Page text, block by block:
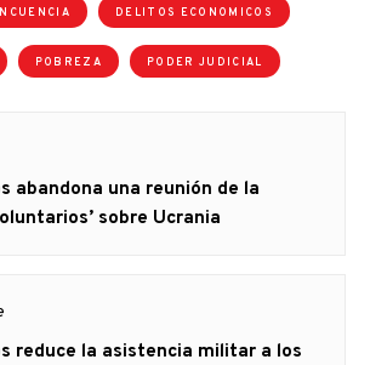
DELITOS ECONOMICOS
POBREZA PODER JUDICIAL
abandona una reunión de la
sobre Ucrania
reduce la asistencia militar a los